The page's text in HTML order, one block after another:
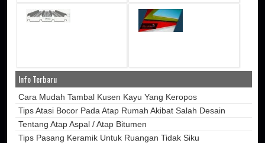
Info Terbaru
Cara Mudah Tambal Kusen Kayu Yang Keropos
Tips Atasi Bocor Pada Atap Rumah Akibat Salah Desain
Tentang Atap Aspal / Atap Bitumen
Tips Pasang Keramik Untuk Ruangan Tidak Siku